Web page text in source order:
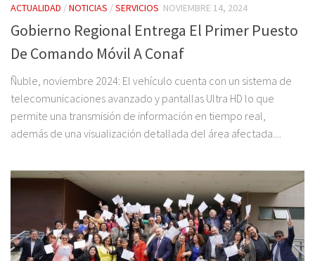
ACTUALIDAD /NOTICIAS /SERVICIOS NOVIEMBRE 14, 2024
Gobierno Regional Entrega El Primer Puesto
De Comando Móvil A Conaf
Ñuble, noviembre 2024: El vehículo cuenta con un sistema de
telecomunicaciones avanzado y pantallas Ultra HD lo que
permite una transmisión de información en tiempo real,
además de una visualización detallada del área afectada....